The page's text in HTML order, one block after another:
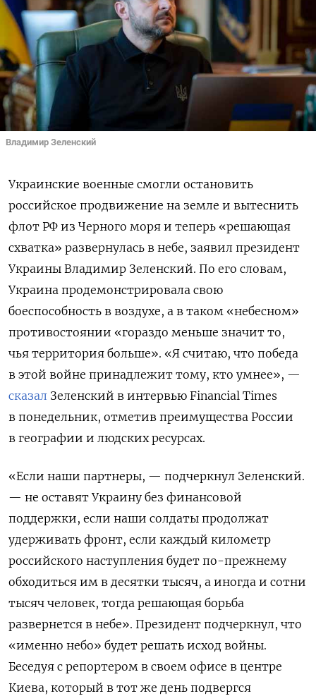
Владимир Зеленский
Украинские военные смогли остановить
российское продвижение на земле и вытеснить
флот РФ из Черного моря и теперь «решающая
схватка» развернулась в небе, заявил президент
Украины Владимир Зеленский. По его словам,
Украина продемонстрировала свою
боеспособность в воздухе, а в таком «небесном»
противостоянии «гораздо меньше значит то,
чья территория больше». «Я считаю, что победа
в этой войне принадлежит тому, кто умнее», —
сказал Зеленский в интервью Financial Times
в понедельник, отметив преимущества России
в географии и людских ресурсах.
«Если наши партнеры, — подчеркнул Зеленский.
— не оставят Украину без финансовой
поддержки, если наши солдаты продолжат
удерживать фронт, если каждый километр
российского наступления будет по-прежнему
обходиться им в десятки тысяч, а иногда и сотни
тысяч человек, тогда решающая борьба
развернется в небе». Президент подчеркнул, что
«именно небо» будет решать исход войны.
Беседуя с репортером в своем офисе в центре
Киева, который в тот же день подвергся